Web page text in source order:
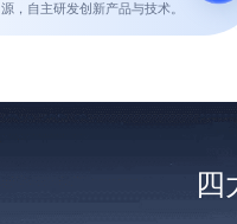
源，自主研发创新产品与技术。
四